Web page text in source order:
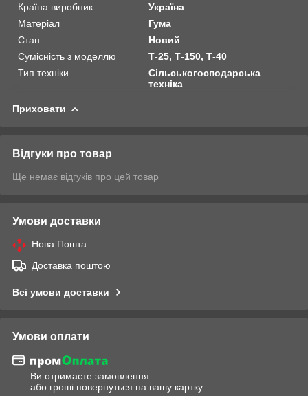
Країна виробник
Україна
Матеріал
Гума
Стан
Новий
Сумісність з моделлю
Т-25, Т-150, Т-40
Тип техніки
Сільськогосподарська
техніка
Приховати
Відгуки про товар
Ще немає відгуків про цей товар
Умови доставки
Нова Пошта
Доставка поштою
Всі умови доставки
Умови оплати
Ви отримаєте замовлення
або гроші повернуться на вашу картку